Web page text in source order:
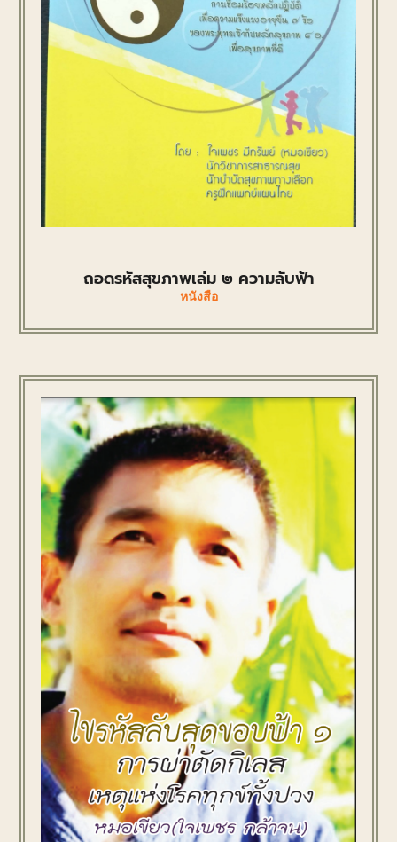
ถอดรหัสสุขภาพเล่ม ๒ ความลับฟ้า
หนังสือ